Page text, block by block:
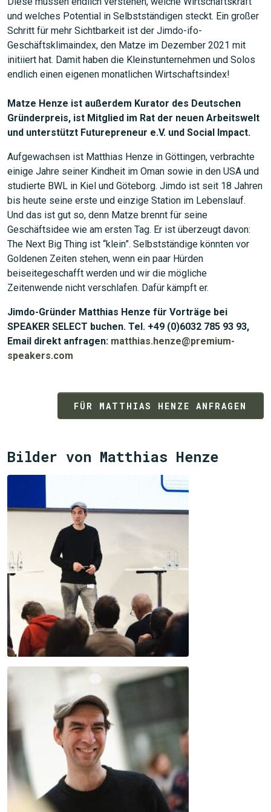
und welches Potential in Selbstständigen steckt. Ein großer
Schritt für mehr Sichtbarkeit ist der Jimdo-ifo-
Geschäftsklimaindex, den Matze im Dezember 2021 mit
initiiert hat. Damit haben die Kleinstunternehmen und Solos
endlich einen eigenen monatlichen Wirtschaftsindex!
Matze Henze ist außerdem Kurator des Deutschen
Gründerpreis, ist Mitglied im Rat der neuen Arbeitswelt
und unterstützt Futurepreneur e.V. und Social Impact.
Aufgewachsen ist Matthias Henze in Göttingen, verbrachte
einige Jahre seiner Kindheit im Oman sowie in den USA und
studierte BWL in Kiel und Göteborg. Jimdo ist seit 18 Jahren
bis heute seine erste und einzige Station im Lebenslauf.
Und das ist gut so, denn Matze brennt für seine
Geschäftsidee wie am ersten Tag. Er ist überzeugt davon:
The Next Big Thing ist “klein”. Selbstständige könnten vor
Goldenen Zeiten stehen, wenn ein paar Hürden
beiseitegeschafft werden und wir die mögliche
Zeitenwende nicht verschlafen. Dafür kämpft er.
Jimdo-Gründer Matthias Henze für Vorträge bei
SPEAKER SELECT buchen. Tel. +49 (0)6032 785 93 93,
Email direkt anfragen: matthias.henze@premium-
speakers.com
FÜR MATTHIAS HENZE ANFRAGEN
Bilder von Matthias Henze
JETZT SUCHEN